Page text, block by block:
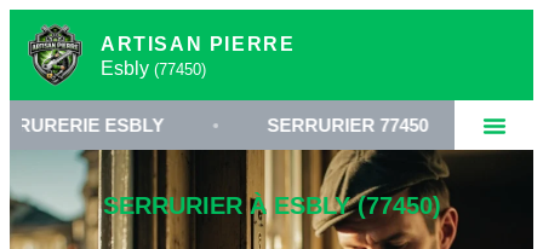
ARTISAN PIERRE
Esbly (77450)
ESBLY • SERRURIER 77450 •
SERRURIER À ESBLY (77450)